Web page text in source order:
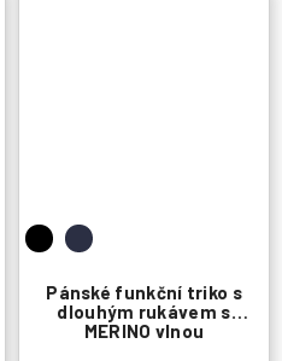
Pánské funkční triko s
dlouhým rukávem s
MERINO vlnou